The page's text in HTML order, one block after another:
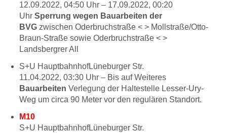
12.09.2022, 04:50 Uhr – 17.09.2022, 00:20
Uhr Sperrung wegen Bauarbeiten der
BVG zwischen Oderbruchstraße < > Mollstraße/Otto-
Braun-Straße sowie Oderbruchstraße < >
Landsbergrer All
S+U HauptbahnhofLüneburger Str.
11.04.2022, 03:30 Uhr – Bis auf Weiteres
Bauarbeiten Verlegung der Haltestelle Lesser-Ury-
Weg um circa 90 Meter vor den regulären Standort.
M10
S+U HauptbahnhofLüneburger Str.